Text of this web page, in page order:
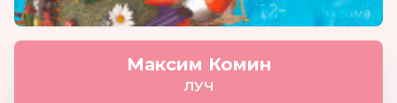
Максим Комин
ЛУЧ